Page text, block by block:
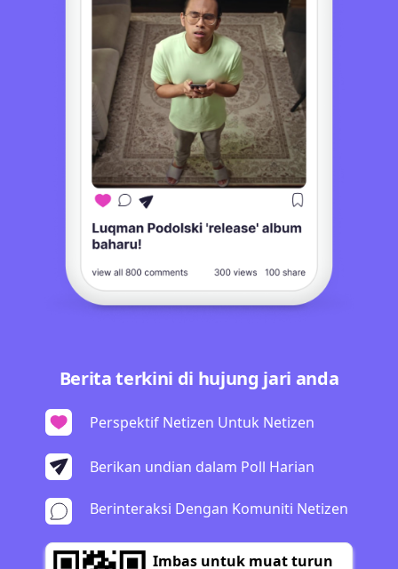
Berita terkini di hujung jari anda
Perspektif Netizen Untuk Netizen
Berikan undian dalam Poll Harian
Berinteraksi Dengan Komuniti Netizen
Imbas untuk muat turun